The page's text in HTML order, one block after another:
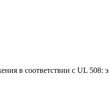
в соответствии с UL 508: